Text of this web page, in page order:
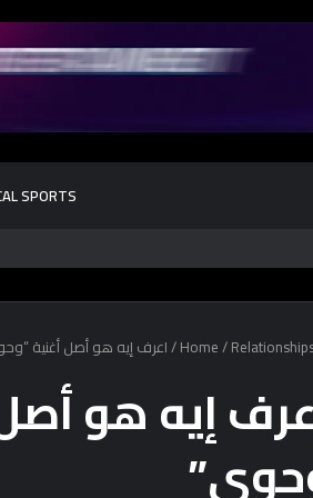
SPORTS
/
/اعرف إيه هو أصل أغنية
إيه هو